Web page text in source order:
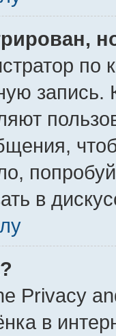
по
запись.
в
Privacy
в